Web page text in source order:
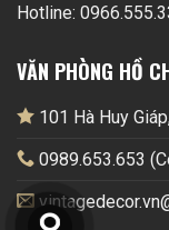
Hotline:
VĂN PHÒNG HỒ
101 Hà Huy
0989.653.653